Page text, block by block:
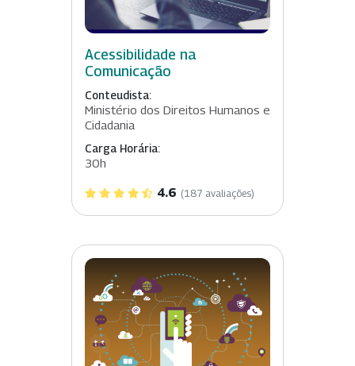
Acessibilidade na
Comunicação
Conteudista:
Ministério dos Direitos Humanos e
Cidadania
Carga Horária:
30h
4.6 (187 avaliações)